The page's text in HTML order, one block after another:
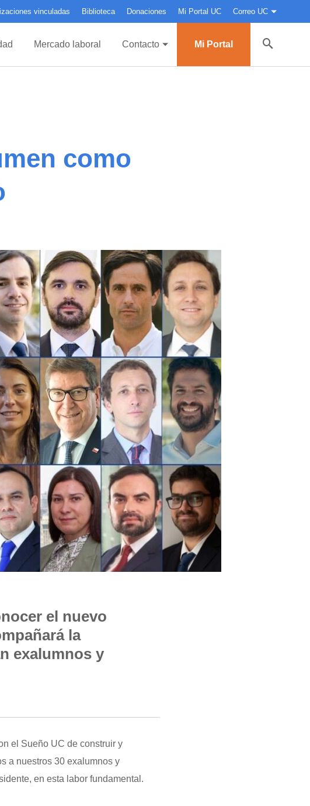
vinculadas Biblioteca Donaciones Mi Portal UC Correo UC
Mercado laboral Contacto Mi Portal
como
el nuevo
la
exalumnos y
el Sueño UC de construir y
a nuestros 30 exalumnos y
en esta labor fundamental.